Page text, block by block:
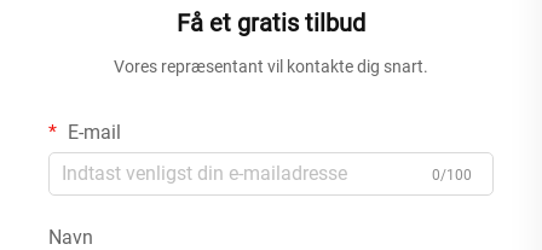
Få et gratis tilbud
Vores repræsentant vil kontakte dig snart.
E-mail
0/100
Navn